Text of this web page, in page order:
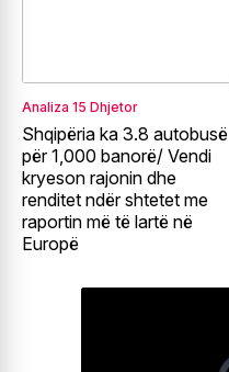
Analiza 15 Dhjetor
Shqipëria ka 3.8 autobusë
për 1,000 banorë/ Vendi
kryeson rajonin dhe
renditet ndër shtetet me
raportin më të lartë në
Europë